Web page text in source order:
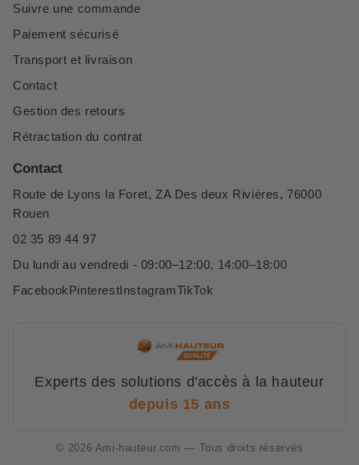
Suivre une commande
Paiement sécurisé
Transport et livraison
Contact
Gestion des retours
Rétractation du contrat
Contact
Route de Lyons la Foret, ZA Des deux Rivières, 76000
Rouen
02 35 89 44 97
Du lundi au vendredi - 09:00–12:00, 14:00–18:00
FacebookPinterestInstagramTikTok
Experts des solutions d'accès à la hauteur
depuis 15 ans
© 2026 Ami-hauteur.com — Tous droits réservés